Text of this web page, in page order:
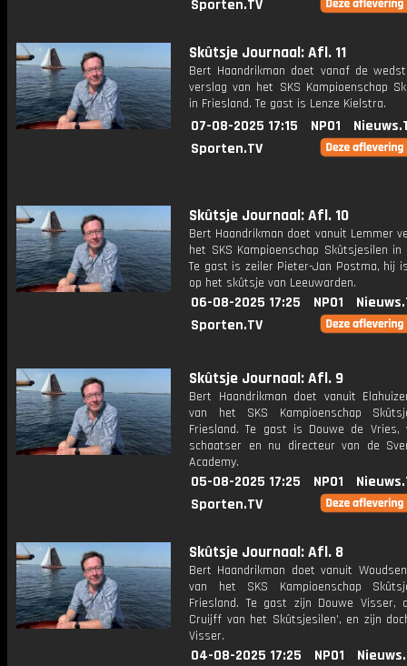
Sporten.TV
Skûtsje Journaal: Afl. 11
Bert Haandrikman doet vanaf de
verslag van het SKS Kampioenschap
in Friesland. Te gast is Lenze Kielstra.
07-08-2025 17:15 NPO1
Sporten.TV
Skûtsje Journaal: Afl. 10
Bert Haandrikman doet vanuit Lemmer
het SKS Kampioenschap Skûtsjesilen in
Te gast is zeiler Pieter-Jan Postma, hij
op het skûtsje van Leeuwarden.
06-08-2025 17:25 NPO1
Sporten.TV
Skûtsje Journaal: Afl. 9
Bert Haandrikman doet vanuit
van het SKS Kampioenschap
Friesland. Te gast is Douwe de Vries,
schaatser en nu directeur van de
Academy.
05-08-2025 17:25 NPO1
Sporten.TV
Skûtsje Journaal: Afl. 8
Bert Haandrikman doet vanuit
van het SKS Kampioenschap
Friesland. Te gast zijn Douwe Visser,
Cruijff van het Skûtsjesilen', en zijn
Visser.
04-08-2025 17:25 NPO1